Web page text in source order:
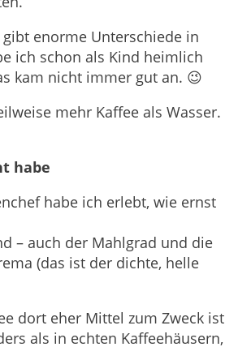
enorme Unterschiede in
ich schon als Kind heimlich
kam nicht immer gut an. 😉
mehr Kaffee als Wasser.
habe
habe ich erlebt, wie ernst
– auch der Mahlgrad und die
(das ist der dichte, helle
dort eher Mittel zum Zweck ist
als in echten Kaffeehäusern,